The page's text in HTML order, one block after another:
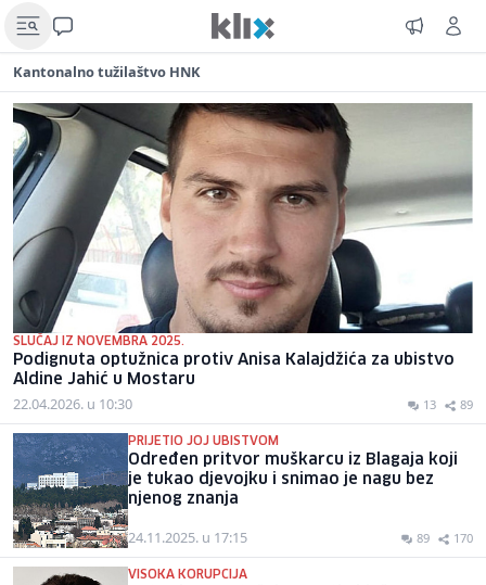
Kantonalno tužilaštvo HNK
SLUČAJ IZ NOVEMBRA 2025.
Podignuta optužnica protiv Anisa Kalajdžića za ubistvo
Aldine Jahić u Mostaru
22.04.2026. u 10:30 13 89
PRIJETIO JOJ UBISTVOM
Određen pritvor muškarcu iz Blagaja koji
je tukao djevojku i snimao je nagu bez
njenog znanja
24.11.2025. u 17:15 89 170
VISOKA KORUPCIJA